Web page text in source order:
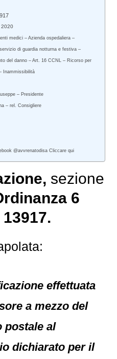
2020
medici – Azienda ospedaliera –
di guardia notturna e festiva –
del danno – Art. 16 CCNL – Ricorso per
Inammissibilità
– Presidente
– rel. Consigliere
@avvrenatodisa Cliccare qui
sezione
6
effettuata
a mezzo del
postale al
dichiarato per il